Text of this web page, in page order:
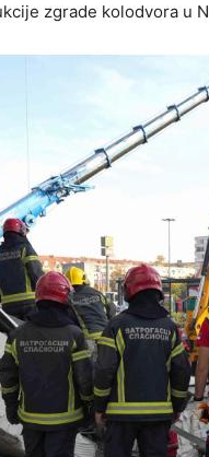
zgrade kolodvora u